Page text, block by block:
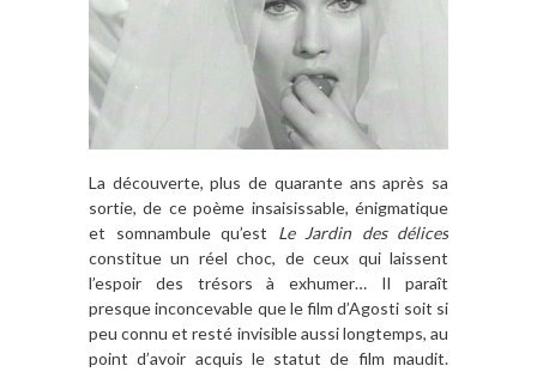
La découverte, plus de quarante ans après sa
sortie, de ce poème insaisissable, énigmatique
et somnambule qu’est Le Jardin des délices
constitue un réel choc, de ceux qui laissent
l’espoir des trésors à exhumer… Il paraît
presque inconcevable que le film d’Agosti soit si
peu connu et resté invisible aussi longtemps, au
point d’avoir acquis le statut de film maudit.